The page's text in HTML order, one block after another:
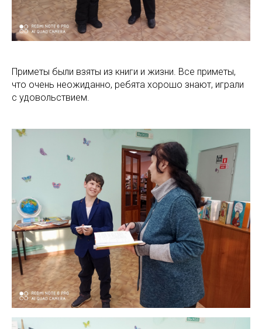
Приметы были взяты из книги и жизни. Все приметы,
что очень неожиданно, ребята хорошо знают, играли
с удовольствием.